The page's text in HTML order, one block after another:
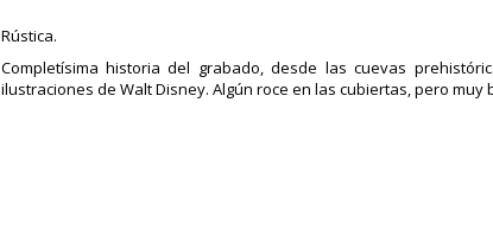
Rústica.
Completísima historia del grabado, desde las cuevas
ilustraciones de Walt Disney. Algún roce en las cubiertas, pero muy